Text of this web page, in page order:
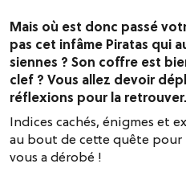
Mais où est donc passé
pas cet infâme Piratas qui
siennes ? Son coffre est
clef ? Vous allez devoir
réflexions pour la retrouver.
Indices cachés, énigmes et
au bout de cette quête pour
vous a dérobé !